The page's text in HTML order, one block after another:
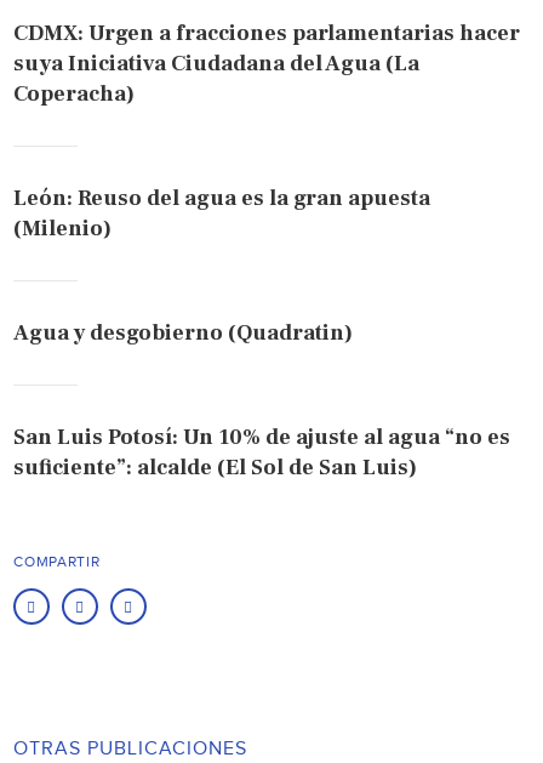
CDMX: Urgen a fracciones parlamentarias hacer
suya Iniciativa Ciudadana del Agua (La
Coperacha)
León: Reuso del agua es la gran apuesta
(Milenio)
Agua y desgobierno (Quadratin)
San Luis Potosí: Un 10% de ajuste al agua “no es
suficiente”: alcalde (El Sol de San Luis)
COMPARTIR
OTRAS PUBLICACIONES